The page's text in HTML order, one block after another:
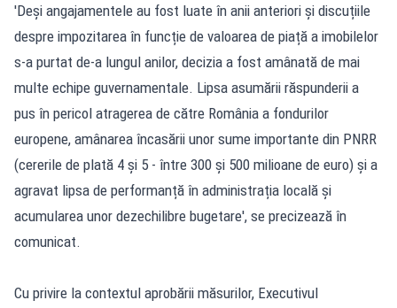
'Deși angajamentele au fost luate în anii anteriori și discuțiile
despre impozitarea în funcție de valoarea de piață a imobilelor
s-a purtat de-a lungul anilor, decizia a fost amânată de mai
multe echipe guvernamentale. Lipsa asumării răspunderii a
pus în pericol atragerea de către România a fondurilor
europene, amânarea încasării unor sume importante din PNRR
(cererile de plată 4 și 5 - între 300 și 500 milioane de euro) și a
agravat lipsa de performanță în administrația locală și
acumularea unor dezechilibre bugetare', se precizează în
comunicat.
Cu privire la contextul aprobării măsurilor, Executivul